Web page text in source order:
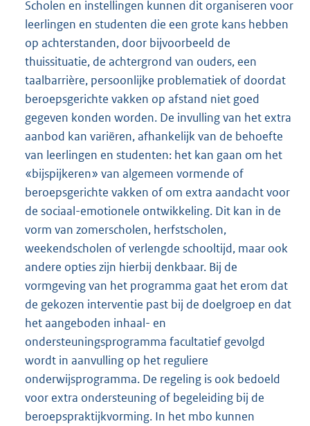
Scholen en instellingen kunnen dit organiseren voor
leerlingen en studenten die een grote kans hebben
op achterstanden, door bijvoorbeeld de
thuissituatie, de achtergrond van ouders, een
taalbarrière, persoonlijke problematiek of doordat
beroepsgerichte vakken op afstand niet goed
gegeven konden worden. De invulling van het extra
aanbod kan variëren, afhankelijk van de behoefte
van leerlingen en studenten: het kan gaan om het
«bijspijkeren» van algemeen vormende of
beroepsgerichte vakken of om extra aandacht voor
de sociaal-emotionele ontwikkeling. Dit kan in de
vorm van zomerscholen, herfstscholen,
weekendscholen of verlengde schooltijd, maar ook
andere opties zijn hierbij denkbaar. Bij de
vormgeving van het programma gaat het erom dat
de gekozen interventie past bij de doelgroep en dat
het aangeboden inhaal- en
ondersteuningsprogramma facultatief gevolgd
wordt in aanvulling op het reguliere
onderwijsprogramma. De regeling is ook bedoeld
voor extra ondersteuning of begeleiding bij de
beroepspraktijkvorming. In het mbo kunnen